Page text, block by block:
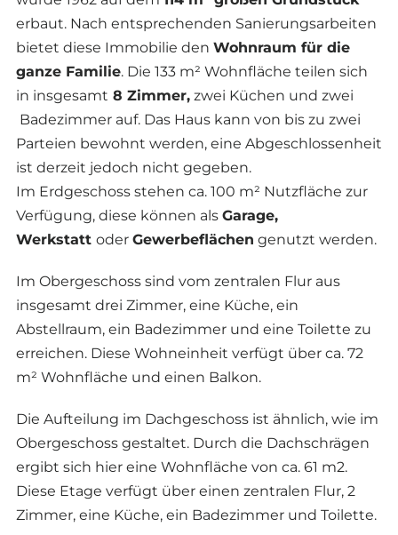
erbaut. Nach entsprechenden Sanierungsarbeiten
bietet diese Immobilie den Wohnraum für die
ganze Familie. Die 133 m² Wohnfläche teilen sich
in insgesamt 8 Zimmer,zwei Küchen und zwei
Badezimmer auf. Das Haus kann von bis zu zwei
Parteien bewohnt werden, eine Abgeschlossenheit
ist derzeit jedoch nicht gegeben.
Im Erdgeschoss stehen ca. 100 m² Nutzfläche zur
Verfügung, diese können als Garage,
Werkstatt oder Gewerbeflächen genutzt werden.
Im Obergeschoss sind vom zentralen Flur aus
insgesamt drei Zimmer, eine Küche, ein
Abstellraum, ein Badezimmer und eine Toilette zu
erreichen. Diese Wohneinheit verfügt über ca. 72
m² Wohnfläche und einen Balkon.
Die Aufteilung im Dachgeschoss ist ähnlich, wie im
Obergeschoss gestaltet. Durch die Dachschrägen
ergibt sich hier eine Wohnfläche von ca. 61 m2.
Diese Etage verfügt über einen zentralen Flur, 2
Zimmer, eine Küche, ein Badezimmer und Toilette.